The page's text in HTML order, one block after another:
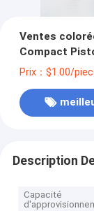
Ventes
Compact
hydraulique
Prix：$1.00/
Description
Capacité